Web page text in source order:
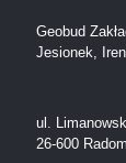
Geobud
Jesionek,
ul.
26-600 Radom